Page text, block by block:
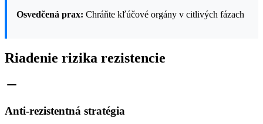
Osvedčená prax: Chráňte kľúčové orgány v citlivých fázach
Riadenie rizika rezistencie
Anti-rezistentná stratégia